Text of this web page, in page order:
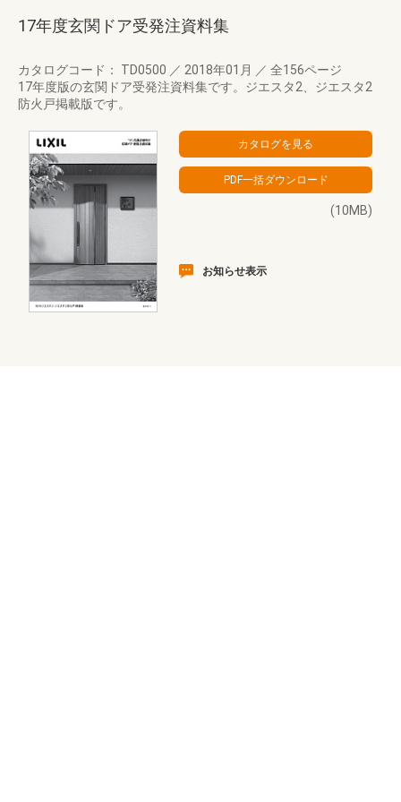
17年度玄関ドア受発注資料集
カタログコード： TD0500 ／ 2018年01月 ／ 全156ページ
17年度版の玄関ドア受発注資料集です。ジエスタ2、ジエスタ2
防火戸掲載版です。
(10MB)
お知らせ表示